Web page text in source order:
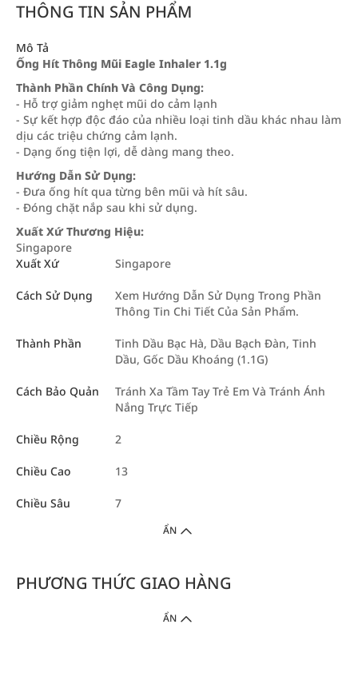
THÔNG TIN SẢN PHẨM
Mô Tả
Ống Hít Thông Mũi Eagle Inhaler 1.1g
Thành Phần Chính Và Công Dụng:
- Hỗ trợ giảm nghẹt mũi do cảm lạnh
- Sự kết hợp độc đáo của nhiều loại tinh dầu khác nhau làm
dịu các triệu chứng cảm lạnh.
- Dạng ống tiện lợi, dễ dàng mang theo.
Hướng Dẫn Sử Dụng:
- Đưa ống hít qua từng bên mũi và hít sâu.
- Đóng chặt nắp sau khi sử dụng.
Xuất Xứ Thương Hiệu:
Singapore
Xuất Xứ
Singapore
Cách Sử Dụng
Xem Hướng Dẫn Sử Dụng Trong Phần
Thông Tin Chi Tiết Của Sản Phẩm.
Thành Phần
Tinh Dầu Bạc Hà, Dầu Bạch Đàn, Tinh
Dầu, Gốc Dầu Khoáng (1.1G)
Cách Bảo Quản
Tránh Xa Tầm Tay Trẻ Em Và Tránh Ánh
Nắng Trực Tiếp
Chiều Rộng 2
Chiều Cao 13
Chiều Sâu 7
ẨN
PHƯƠNG THỨC GIAO HÀNG
ẨN